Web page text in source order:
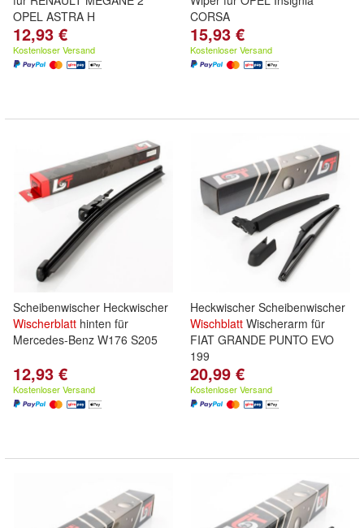
OPEL ASTRA H
12,93 €
Kostenloser Versand
CORSA
15,93 €
Kostenloser Versand
Scheibenwischer Heckwischer
Wischerblatt hinten für
Mercedes-Benz W176 S205
12,93 €
Kostenloser Versand
Heckwischer Scheibenwischer
Wischblatt Wischerarm für
FIAT GRANDE PUNTO EVO
199
20,99 €
Kostenloser Versand